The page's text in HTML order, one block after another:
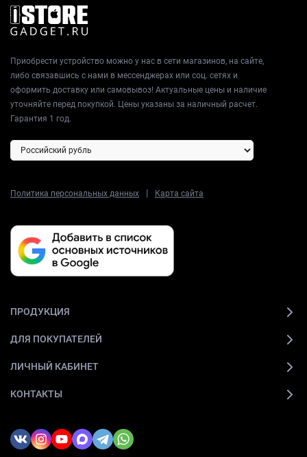
Приобрести устройство можно у нас в сети магазинов, на сайте,
либо связавшись с нами в мессенджерах или соц. сетях и
оформить доставку или самовывоз! Актуальные цены и наличие
уточняйте перед покупкой. Цены указаны за наличный расчет.
Гарантия 1 год.
Политика персональных данных | Карта сайта
ПРОДУКЦИЯ
ДЛЯ ПОКУПАТЕЛЕЙ
ЛИЧНЫЙ КАБИНЕТ
КОНТАКТЫ